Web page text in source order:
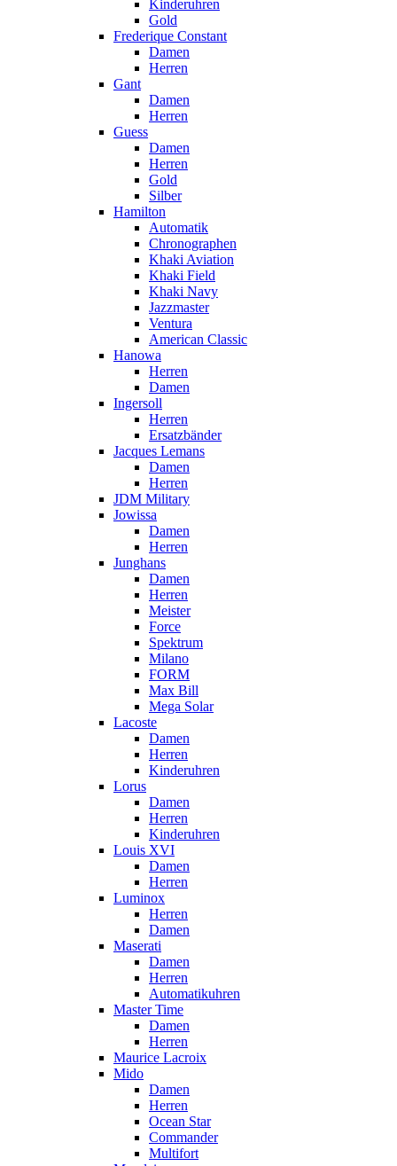
Kinderuhren
Gold
Frederique Constant
Damen
Herren
Gant
Damen
Herren
Guess
Damen
Herren
Gold
Silber
Hamilton
Automatik
Chronographen
Khaki Aviation
Khaki Field
Khaki Navy
Jazzmaster
Ventura
American Classic
Hanowa
Herren
Damen
Ingersoll
Herren
Ersatzbänder
Jacques Lemans
Damen
Herren
JDM Military
Jowissa
Damen
Herren
Junghans
Damen
Herren
Meister
Force
Spektrum
Milano
FORM
Max Bill
Mega Solar
Lacoste
Damen
Herren
Kinderuhren
Lorus
Damen
Herren
Kinderuhren
Louis XVI
Damen
Herren
Luminox
Herren
Damen
Maserati
Damen
Herren
Automatikuhren
Master Time
Damen
Herren
Maurice Lacroix
Mido
Damen
Herren
Ocean Star
Commander
Multifort